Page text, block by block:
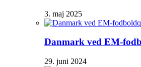
3. maj 2025
Danmark ved EM-
29. juni 2024